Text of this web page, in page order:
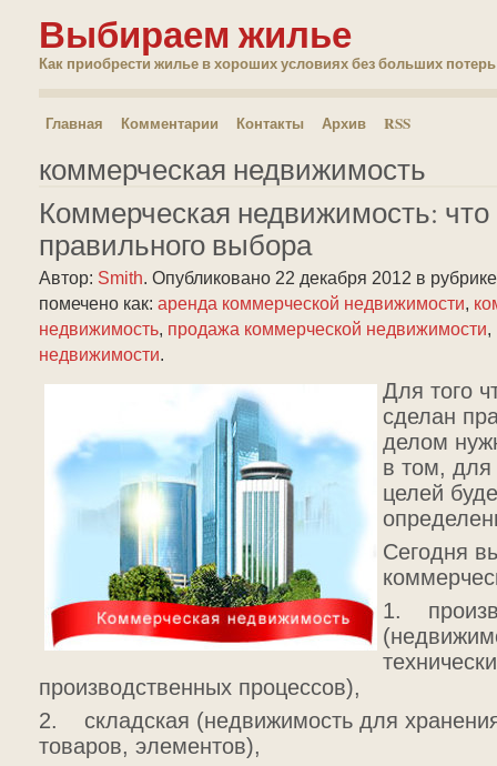
Выбираем жилье
Как приобрести жилье в хороших условиях без больших потерь
Главная Комментарии Контакты Архив RSS
коммерческая недвижимость
Коммерческая недвижимость: что
правильного выбора
Автор: Smith. Опубликовано 22 декабря 2012 в
помечено как: аренда коммерческой недвижимости,
недвижимость, продажа коммерческой недвижимости,
недвижимости.
Для того
сделан
делом
в том, для
целей
Сегодня
1.
производственных процессов),
2. складская (недвижимость для
товаров, элементов),